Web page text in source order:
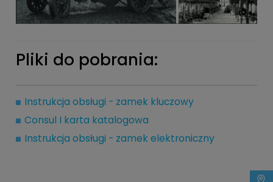
Pliki do pobrania:
Instrukcja obsługi - zamek kluczowy
Consul I karta katalogowa
Instrukcja obsługi - zamek elektroniczny